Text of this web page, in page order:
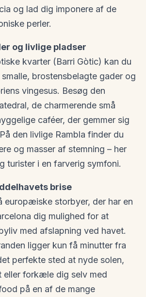
og lad dig imponere af de
perler.
og livlige pladser
kvarter (Barri Gòtic) kan du
brostensbelagte gader og
vingesus. Besøg den
de charmerende små
caféer, der gemmer sig
den livlige Rambla finder du
og masser af stemning – her
turister i en farverig symfoni.
brise
europæiske storbyer, der har en
dig mulighed for at
med afslapning ved havet.
ligger kun få minutter fra
perfekte sted at nyde solen,
eller forkæle dig selv med
på en af de mange